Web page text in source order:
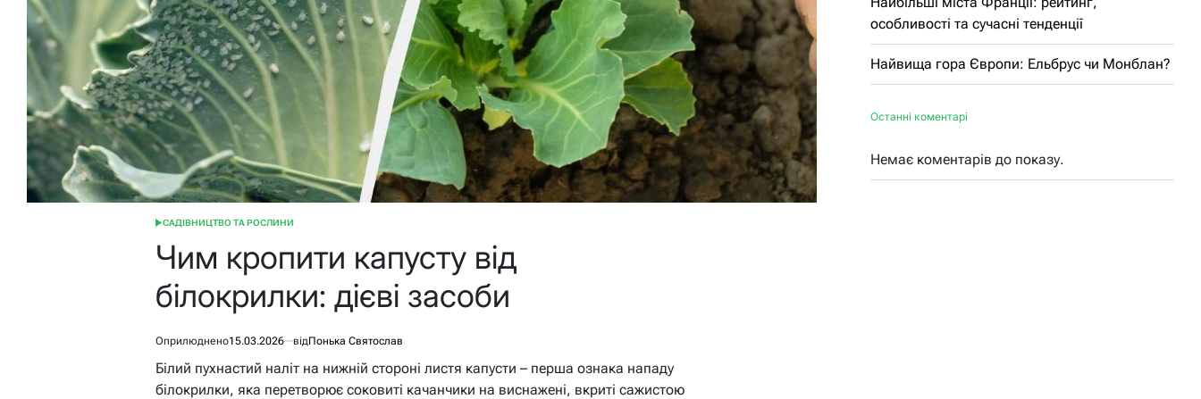
ОПУБЛІКУВАТИ
САДІВНИЦТВО ТА РОСЛИНИ
Чим кропити капусту від
білокрилки: дієві засоби
Оприлюднено15.03.2026 відПонька Святослав
Білий пухнастий наліт на нижній стороні листя капусти – перша ознака нападу
білокрилки, яка перетворює соковиті качанчики на виснажені, вкриті сажистою
особливості та сучасні тенденції
Найвища гора Європи: Ельбрус чи Монблан?
Останні коментарі
Немає коментарів до показу.